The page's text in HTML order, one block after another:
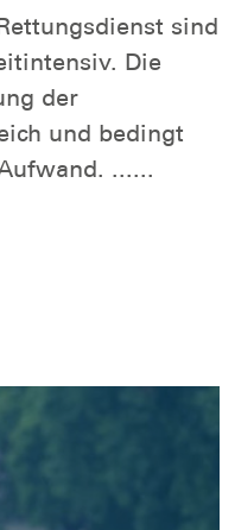
sind
Die
der
und bedingt
......